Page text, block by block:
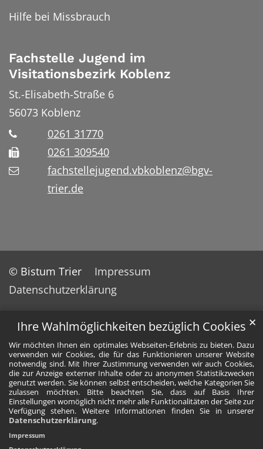
Ihre Wahlmöglichkeiten bezüglich Cookies
Wir möchten Ihnen ein optimales Webseiten-Erlebnis zu bieten. Dazu
verwenden wir Cookies, die für das Funktionieren unserer Website
notwendig sind. Mit Ihrer Zustimmung verwenden wir auch Cookies,
die zur Anzeige externer Inhalte oder zu anonymen Statistikzwecken
genutzt werden. Sie können selbst entscheiden, welche Kategorien Sie
zulassen möchten. Bitte beachten Sie, dass auf Basis Ihrer
Einstellungen womöglich nicht mehr alle Funktionalitäten der Seite zur
Verfügung stehen. Weitere Informationen finden Sie in unserer
Datenschutzerklärung.
✕
Impressum
Hilfe bei Missbrauch
Fachstelle Jugend im
Visitationsbezirk Koblenz
St.-Elisabeth-Straße 6
56073 Koblenz
0261 31770
0261 309540
fachstellejugend.vbkoblenz@bgv-
trier.de
© Bistum Trier
Impressum
Datenschutzerklärung